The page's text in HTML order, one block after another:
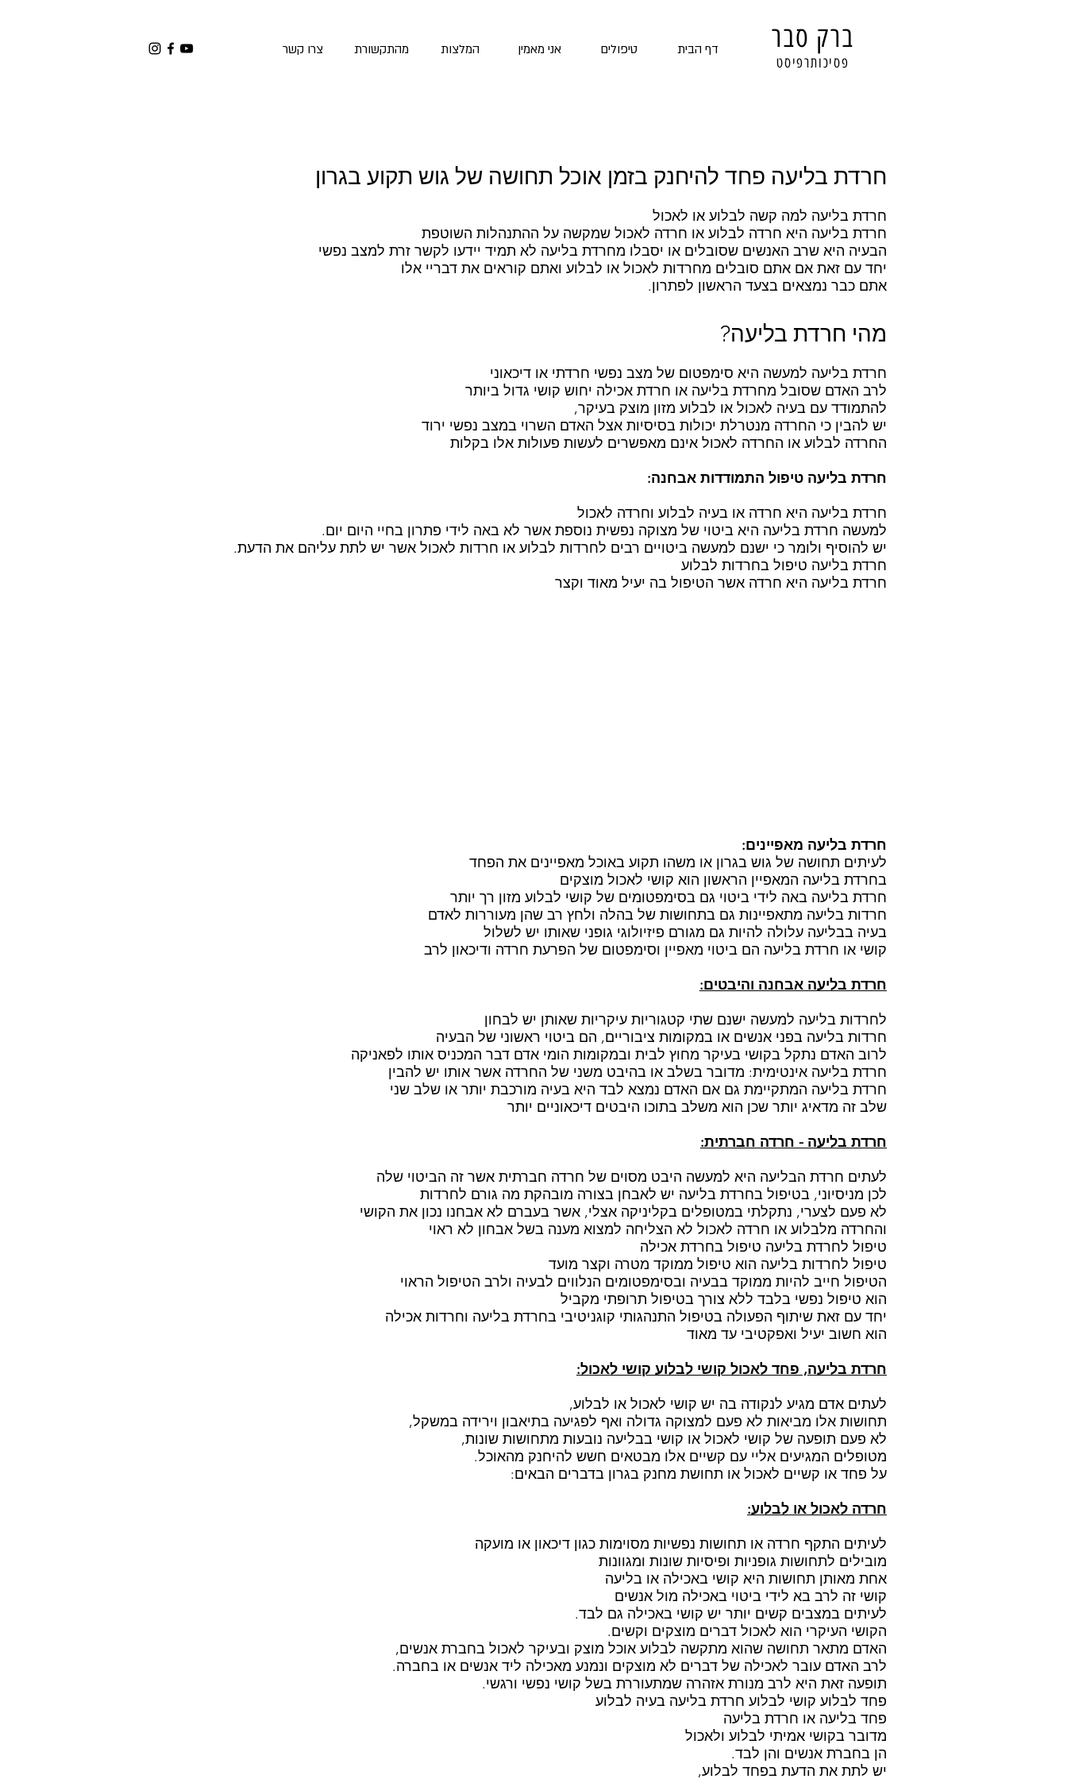
דף הבית טיפולים אני מאמין המלצות מהתקשורת צרו קשר ברק סבר
פסיכותרפיסט
חרדת בליעה פחד להיחנק בזמן אוכל תחושה של גוש תקוע בגרון
חרדת בליעה למה קשה לבלוע או לאכול
חרדת בליעה היא חרדה לבלוע או חרדה לאכול שמקשה על ההתנהלות השוטפת
הבעיה היא שרב האנשים שסובלים או יסבלו מחרדת בליעה לא תמיד יידעו לקשר זרת למצב נפשי
יחד עם זאת אם אתם סובלים מחרדות לאכול או לבלוע ואתם קוראים את דבריי אלו
אתם כבר נמצאים בצעד הראשון לפתרון.
מהי חרדת בליעה?
חרדת בליעה למעשה היא סימפטום של מצב נפשי חרדתי או דיכאוני
לרב האדם שסובל מחרדת בליעה או חרדת אכילה יחוש קושי גדול ביותר
להתמודד עם בעיה לאכול או לבלוע מזון מוצק בעיקר,
יש להבין כי החרדה מנטרלת יכולות בסיסיות אצל האדם השרוי במצב נפשי ירוד
החרדה לבלוע או החרדה לאכול אינם מאפשרים לעשות פעולות אלו בקלות
חרדת בליעה טיפול התמודדות אבחנה:
חרדת בליעה היא חרדה או בעיה לבלוע וחרדה לאכול
למעשה חרדת בליעה היא ביטוי של מצוקה נפשית נוספת אשר לא באה לידי פתרון בחיי היום יום.
יש להוסיף ולומר כי ישנם למעשה ביטויים רבים לחרדות לבלוע או חרדות לאכול אשר יש לתת עליהם את הדעת.
חרדת בליעה טיפול בחרדות לבלוע
חרדת בליעה היא חרדה אשר הטיפול בה יעיל מאוד וקצר
חרדת בליעה מאפיינים:
לעיתים תחושה של גוש בגרון או משהו תקוע באוכל מאפיינים את הפחד
בחרדת בליעה המאפיין הראשון הוא קושי לאכול מוצקים
חרדת בליעה באה לידי ביטוי גם בסימפטומים של קושי לבלוע מזון רך יותר
חרדות בליעה מתאפיינות גם בתחושות של בהלה ולחץ רב שהן מעוררות לאדם
בעיה בבליעה עלולה להיות גם מגורם פיזיולוגי גופני שאותו יש לשלול
קושי או חרדת בליעה הם ביטוי מאפיין וסימפטום של הפרעת חרדה ודיכאון לרב
חרדת בליעה אבחנה והיבטים:
לחרדות בליעה למעשה ישנם שתי קטגוריות עיקריות שאותן יש לבחון
חרדות בליעה בפני אנשים או במקומות ציבוריים, הם ביטוי ראשוני של הבעיה
לרוב האדם נתקל בקושי בעיקר מחוץ לבית ובמקומות הומי אדם דבר המכניס אותו לפאניקה
חרדת בליעה אינטימית: מדובר בשלב או בהיבט משני של החרדה אשר אותו יש להבין
חרדת בליעה המתקיימת גם אם האדם נמצא לבד היא בעיה מורכבת יותר או שלב שני
שלב זה מדאיג יותר שכן הוא משלב בתוכו היבטים דיכאוניים יותר
חרדת בליעה - חרדה חברתית:
לעתים חרדת הבליעה היא למעשה היבט מסוים של חרדה חברתית אשר זה הביטוי שלה
לכן מניסיוני, בטיפול בחרדת בליעה יש לאבחן בצורה מובהקת מה גורם לחרדות
לא פעם לצערי, נתקלתי במטופלים בקליניקה אצלי, אשר בעברם לא אבחנו נכון את הקושי
והחרדה מלבלוע או חרדה לאכול לא הצליחה למצוא מענה בשל אבחון לא ראוי
טיפול לחרדת בליעה טיפול בחרדת אכילה
טיפול לחרדות בליעה הוא טיפול ממוקד מטרה וקצר מועד
הטיפול חייב להיות ממוקד בבעיה ובסימפטומים הנלווים לבעיה ולרב הטיפול הראוי
הוא טיפול נפשי בלבד ללא צורך בטיפול תרופתי מקביל
יחד עם זאת שיתוף הפעולה בטיפול התנהגותי קוגניטיבי בחרדת בליעה וחרדות אכילה
הוא חשוב יעיל ואפקטיבי עד מאוד
חרדת בליעה, פחד לאכול קושי לבלוע קושי לאכול:
לעתים אדם מגיע לנקודה בה יש קושי לאכול או לבלוע,
תחושות אלו מביאות לא פעם למצוקה גדולה ואף לפגיעה בתיאבון וירידה במשקל,
לא פעם תופעה של קושי לאכול או קושי בבליעה נובעות מתחושות שונות,
מטופלים המגיעים אליי עם קשיים אלו מבטאים חשש להיחנק מהאוכל.
על פחד או קשיים לאכול או תחושת מחנק בגרון בדברים הבאים:
חרדה לאכול או לבלוע:
לעיתים התקף חרדה או תחושות נפשיות מסוימות כגון דיכאון או מועקה
מובילים לתחושות גופניות ופיסיות שונות ומגוונות
אחת מאותן תחושות היא קושי באכילה או בליעה
קושי זה לרב בא לידי ביטוי באכילה מול אנשים
לעיתים במצבים קשים יותר יש קושי באכילה גם לבד.
הקושי העיקרי הוא לאכול דברים מוצקים וקשים.
האדם מתאר תחושה שהוא מתקשה לבלוע אוכל מוצק ובעיקר לאכול בחברת אנשים,
לרב האדם עובר לאכילה של דברים לא מוצקים ונמנע מאכילה ליד אנשים או בחברה.
תופעה זאת היא לרב מנורת אזהרה שמתעוררת בשל קושי נפשי ורגשי.
פחד לבלוע קושי לבלוע חרדת בליעה בעיה לבלוע
פחד בליעה או חרדת בליעה
מדובר בקושי אמיתי לבלוע ולאכול
הן בחברת אנשים והן לבד.
יש לתת את הדעת בפחד לבלוע,